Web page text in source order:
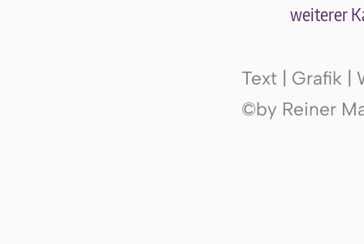
wei­te­rer
Text | Grafik |
©by Reiner